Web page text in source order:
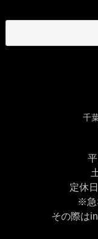
千
定休
※急
その際は